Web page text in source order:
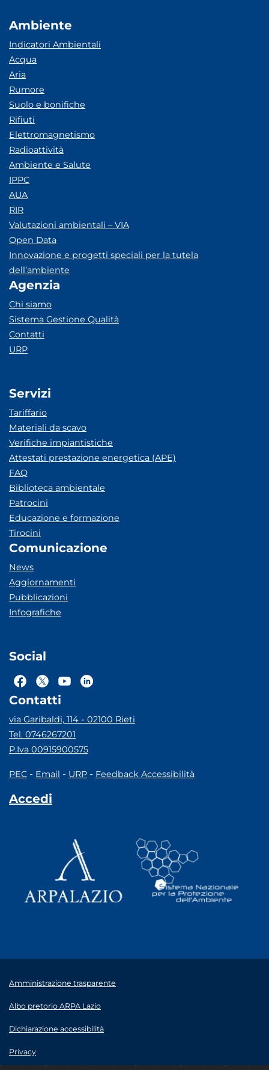
Ambiente
Indicatori Ambientali
Acqua
Aria
Rumore
Suolo e bonifiche
Rifiuti
Elettromagnetismo
Radioattività
Ambiente e Salute
IPPC
AUA
RIR
Valutazioni ambientali – VIA
Open Data
Innovazione e progetti speciali per la tutela
dell’ambiente
Agenzia
Chi siamo
Sistema Gestione Qualità
Contatti
URP
Servizi
Tariffario
Materiali da scavo
Verifiche impiantistiche
Attestati prestazione energetica (APE)
FAQ
Biblioteca ambientale
Patrocini
Educazione e formazione
Tirocini
Comunicazione
News
Aggiornamenti
Pubblicazioni
Infografiche
Social
Contatti
via Garibaldi, 114 - 02100 Rieti
Tel. 0746267201
P.Iva 00915900575
PEC - Email - URP - Feedback Accessibilità
Accedi
Amministrazione trasparente
Albo pretorio ARPA Lazio
Dichiarazione accessibilità
Privacy